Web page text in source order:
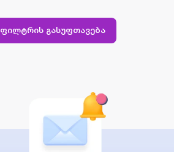
ფილტრის გასუფთავება